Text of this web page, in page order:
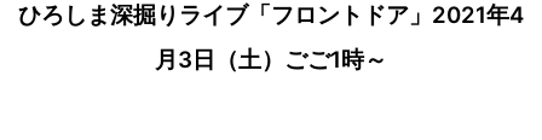
ひろしま深掘りライブ「フロントドア」2021年4
月3日（土）ごご1時～